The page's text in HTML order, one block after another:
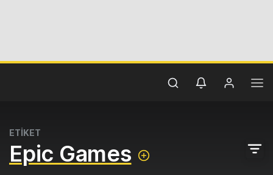
ETİKET
Epic Games